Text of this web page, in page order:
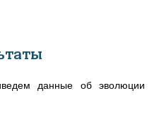
данные об эволюции